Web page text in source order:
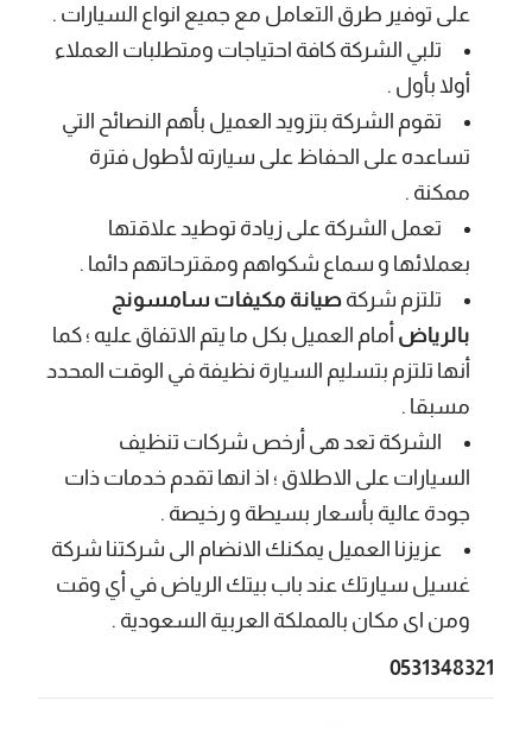
على توفير طرق التعامل مع جميع انواع السيارات .
تلبي الشركة كافة احتياجات ومتطلبات العملاء
أولا بأول .
تقوم الشركة بتزويد العميل بأهم النصائح التي
تساعده على الحفاظ على سيارته لأطول فترة
ممكنة .
تعمل الشركة على زيادة توطيد علاقتها
بعملائها و سماع شكواهم ومقترحاتهم دائما .
تلتزم شركةصيانة مكيفات سامسونج
بالرياض أمام العميل بكل ما يتم الاتفاق عليه ؛ كما
أنها تلتزم بتسليم السيارة نظيفة في الوقت المحدد
مسبقا .
الشركة تعد هى أرخص شركات تنظيف
السيارات على الاطلاق ؛ اذ انها تقدم خدمات ذات
جودة عالية بأسعار بسيطة و رخيصة .
عزيزنا العميل يمكنك الانضام الى شركتنا شركة
غسيل سيارتك عند باب بيتك الرياض في أي وقت
ومن اى مكان بالمملكة العربية السعودية .
0531348321